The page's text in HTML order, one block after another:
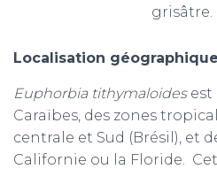
grisâtre.
Localisation géographique
Euphorbia tithymaloidesest
Caraïbes, des zones
centrale et Sud (Brésil), et
Californie ou la Floride.